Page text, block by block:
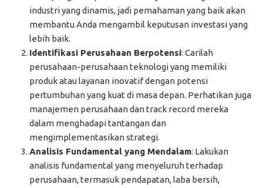
industri yang dinamis, jadi pemahaman yang baik akan
membantu Anda mengambil keputusan investasi yang
lebih baik.
Identifikasi Perusahaan Berpotensi: Carilah
perusahaan-perusahaan teknologi yang memiliki
produk atau layanan inovatif dengan potensi
pertumbuhan yang kuat di masa depan. Perhatikan juga
manajemen perusahaan dan track record mereka
dalam menghadapi tantangan dan
mengimplementasikan strategi.
Analisis Fundamental yang Mendalam: Lakukan
analisis fundamental yang menyeluruh terhadap
perusahaan, termasuk pendapatan, laba bersih,